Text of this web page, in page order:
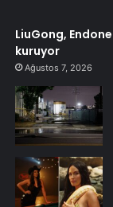
LiuGong,
kuruyor
Ağustos 7, 2026